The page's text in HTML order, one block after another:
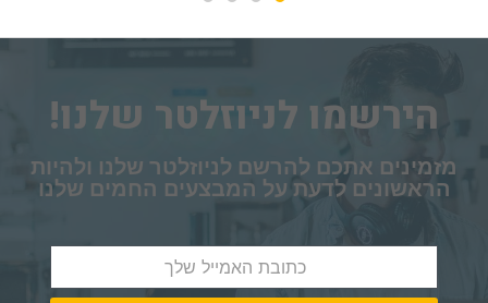
הירשמו לניוזלטר שלנו!
מזמינים אתכם להרשם לניוזלטר שלנו ולהיות
הראשונים לדעת על המבצעים החמים שלנו